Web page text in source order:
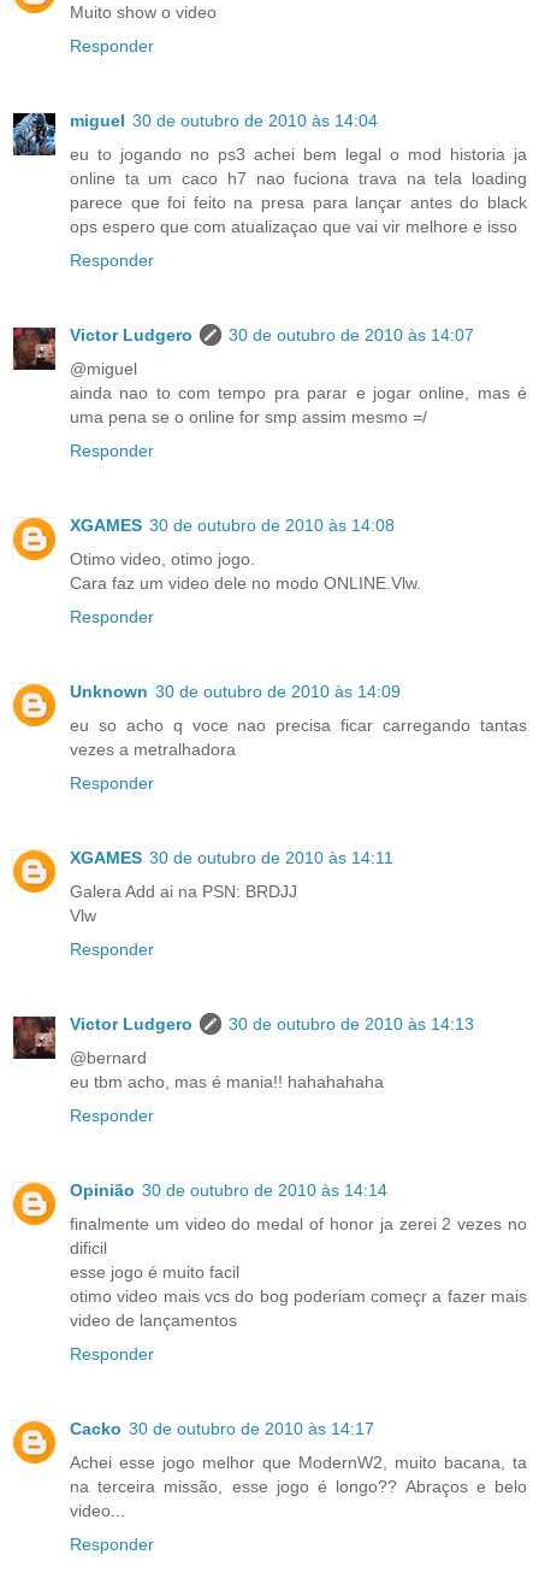
Muito show o video
Responder
miguel 30 de outubro de 2010 às 14:04
eu to jogando no ps3 achei bem legal o mod historia ja
online ta um caco h7 nao fuciona trava na tela loading
parece que foi feito na presa para lançar antes do black
ops espero que com atualizaçao que vai vir melhore e isso
Responder
Victor Ludgero
30 de outubro de 2010 às 14:07
@miguel
ainda nao to com tempo pra parar e jogar online, mas é
uma pena se o online for smp assim mesmo =/
Responder
XGAMES 30 de outubro de 2010 às 14:08
Otimo video, otimo jogo.
Cara faz um video dele no modo ONLINE.Vlw.
Responder
Unknown 30 de outubro de 2010 às 14:09
eu so acho q voce nao precisa ficar carregando tantas
vezes a metralhadora
Responder
XGAMES 30 de outubro de 2010 às 14:11
Galera Add ai na PSN: BRDJJ
Vlw
Responder
Victor Ludgero
30 de outubro de 2010 às 14:13
@bernard
eu tbm acho, mas é mania!! hahahahaha
Responder
Opinião 30 de outubro de 2010 às 14:14
finalmente um video do medal of honor ja zerei 2 vezes no
dificil
esse jogo é muito facil
otimo video mais vcs do bog poderiam começr a fazer mais
video de lançamentos
Responder
Cacko 30 de outubro de 2010 às 14:17
Achei esse jogo melhor que ModernW2, muito bacana, ta
na terceira missão, esse jogo é longo?? Abraços e belo
video...
Responder